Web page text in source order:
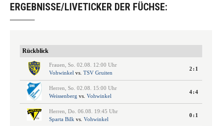
ERGEBNISSE/LIVETICKER DER FÜCHSE: